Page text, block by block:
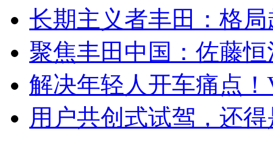
长期主义者丰田：格
聚焦丰田中国：佐藤恒
解决年轻人开车痛点
用户共创式试驾，还得